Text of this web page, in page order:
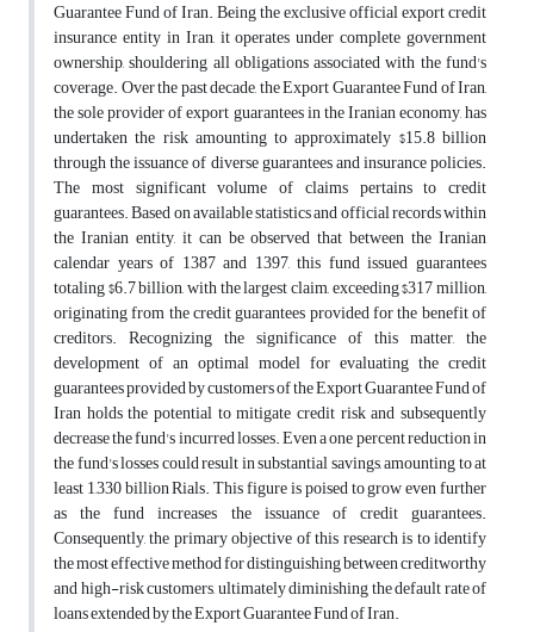
Guarantee Fund of Iran. Being the exclusive official export credit
insurance entity in Iran, it operates under complete government
ownership, shouldering all obligations associated with the fund's
coverage. Over the past decade, the Export Guarantee Fund of Iran,
the sole provider of export guarantees in the Iranian economy, has
undertaken the risk amounting to approximately $15.8 billion
through the issuance of diverse guarantees and insurance policies.
The most significant volume of claims pertains to credit
guarantees. Based on available statistics and official records within
the Iranian entity, it can be observed that between the Iranian
calendar years of 1387 and 1397, this fund issued guarantees
totaling $6.7 billion, with the largest claim, exceeding $317 million,
originating from the credit guarantees provided for the benefit of
creditors. Recognizing the significance of this matter, the
development of an optimal model for evaluating the credit
guarantees provided by customers of the Export Guarantee Fund of
Iran holds the potential to mitigate credit risk and subsequently
decrease the fund's incurred losses. Even a one percent reduction in
the fund's losses could result in substantial savings, amounting to at
least 1,330 billion Rials. This figure is poised to grow even further
as the fund increases the issuance of credit guarantees.
Consequently, the primary objective of this research is to identify
the most effective method for distinguishing between creditworthy
and high-risk customers, ultimately diminishing the default rate of
loans extended by the Export Guarantee Fund of Iran.